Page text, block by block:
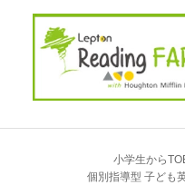
小学生から
個別指導型 子ども